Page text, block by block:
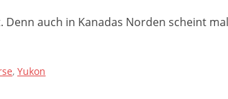
Denn auch in Kanadas Norden scheint
, Yukon